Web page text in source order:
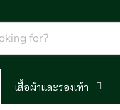
เสื้อผ้าและรองเท้า